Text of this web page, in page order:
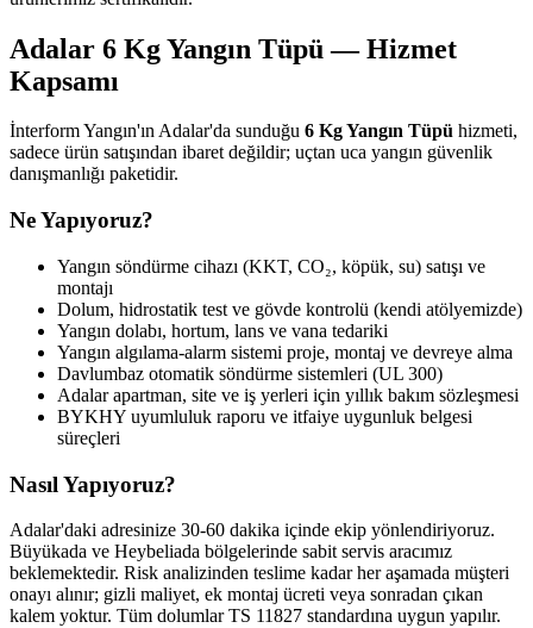
Adalar 6 Kg Yangın Tüpü — Hizmet
Kapsamı
İnterform Yangın'ın Adalar'da sunduğu 6 Kg Yangın Tüpü hizmeti,
sadece ürün satışından ibaret değildir; uçtan uca yangın güvenlik
danışmanlığı paketidir.
Ne Yapıyoruz?
Yangın söndürme cihazı (KKT, CO₂, köpük, su) satışı ve
montajı
Dolum, hidrostatik test ve gövde kontrolü (kendi atölyemizde)
Yangın dolabı, hortum, lans ve vana tedariki
Yangın algılama-alarm sistemi proje, montaj ve devreye alma
Davlumbaz otomatik söndürme sistemleri (UL 300)
Adalar apartman, site ve iş yerleri için yıllık bakım sözleşmesi
BYKHY uyumluluk raporu ve itfaiye uygunluk belgesi
süreçleri
Nasıl Yapıyoruz?
Adalar'daki adresinize 30-60 dakika içinde ekip yönlendiriyoruz.
Büyükada ve Heybeliada bölgelerinde sabit servis aracımız
beklemektedir. Risk analizinden teslime kadar her aşamada müşteri
onayı alınır; gizli maliyet, ek montaj ücreti veya sonradan çıkan
kalem yoktur. Tüm dolumlar TS 11827 standardına uygun yapılır.